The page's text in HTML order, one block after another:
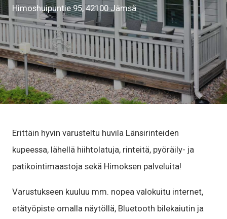
Himoshuipuntie 95, 42100 Jämsä
Erittäin hyvin varusteltu huvila Länsirinteiden
kupeessa, lähellä hiihtolatuja, rinteitä, pyöräily- ja
patikointimaastoja sekä Himoksen palveluita!
Varustukseen kuuluu mm. nopea valokuitu internet,
etätyöpiste omalla näytöllä, Bluetooth bilekaiutin ja